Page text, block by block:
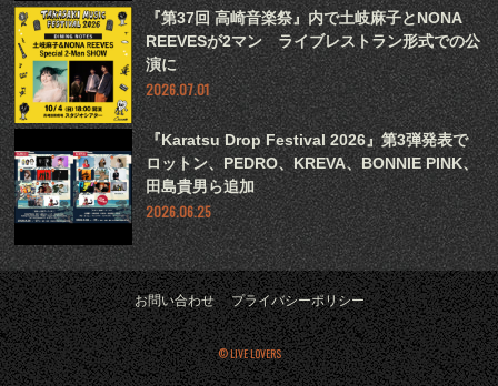
『第37回 高崎音楽祭』内で土岐麻子とNONA
REEVESが2マン ライブレストラン形式での公
演に
2026.07.01
『Karatsu Drop Festival 2026』第3弾発表で
ロットン、PEDRO、KREVA、BONNIE PINK、
田島貴男ら追加
2026.06.25
お問い合わせ プライバシーポリシー
© LIVE LOVERS